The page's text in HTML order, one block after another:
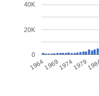
1979
1974
1969
1964
0
20K
40K